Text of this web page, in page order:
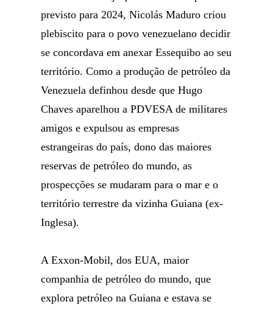
previsto para 2024, Nicolás Maduro criou
plebiscito para o povo venezuelano decidir
se concordava em anexar Essequibo ao seu
território. Como a produção de petróleo da
Venezuela definhou desde que Hugo
Chaves aparelhou a PDVESA de militares
amigos e expulsou as empresas
estrangeiras do país, dono das maiores
reservas de petróleo do mundo, as
prospecções se mudaram para o mar e o
território terrestre da vizinha Guiana (ex-
Inglesa).
A Exxon-Mobil, dos EUA, maior
companhia de petróleo do mundo, que
explora petróleo na Guiana e estava se